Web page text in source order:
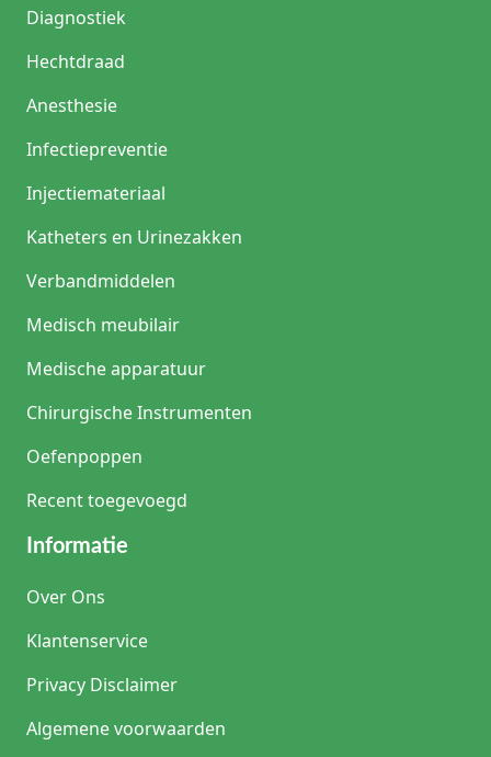
Diagnostiek
Hechtdraad
Anesthesie
Infectiepreventie
Injectiemateriaal
Katheters en Urinezakken
Verbandmiddelen
Medisch meubilair
Medische apparatuur
Chirurgische Instrumenten
Oefenpoppen
Recent toegevoegd
Informatie
Over Ons
Klantenservice
Privacy Disclaimer
Algemene voorwaarden